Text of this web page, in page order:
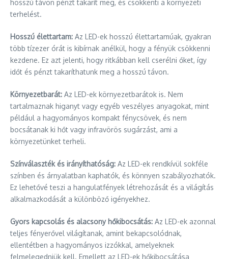
hosszú távon pénzt takarít meg, és csökkenti a környezeti
terhelést.
Hosszú élettartam: Az LED-ek hosszú élettartamúak, gyakran
több tízezer órát is kibírnak anélkül, hogy a fényük csökkenni
kezdene. Ez azt jelenti, hogy ritkábban kell cserélni őket, így
időt és pénzt takaríthatunk meg a hosszú távon.
Környezetbarát: Az LED-ek környezetbarátok is. Nem
tartalmaznak higanyt vagy egyéb veszélyes anyagokat, mint
például a hagyományos kompakt fénycsövek, és nem
bocsátanak ki hőt vagy infravörös sugárzást, ami a
környezetünket terheli.
Színválaszték és irányíthatóság: Az LED-ek rendkívül sokféle
színben és árnyalatban kaphatók, és könnyen szabályozhatók.
Ez lehetővé teszi a hangulatfények létrehozását és a világítás
alkalmazkodását a különböző igényekhez.
Gyors kapcsolás és alacsony hőkibocsátás: Az LED-ek azonnal
teljes fényerővel világítanak, amint bekapcsolódnak,
ellentétben a hagyományos izzókkal, amelyeknek
felmelegedniük kell. Emellett az LED-ek hőkibocsátása